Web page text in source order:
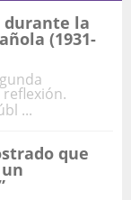
durante la
(1931-
reflexión.
...
que